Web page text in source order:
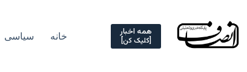
content
همه اخبار
[کلیک کن] خانه سیاسی